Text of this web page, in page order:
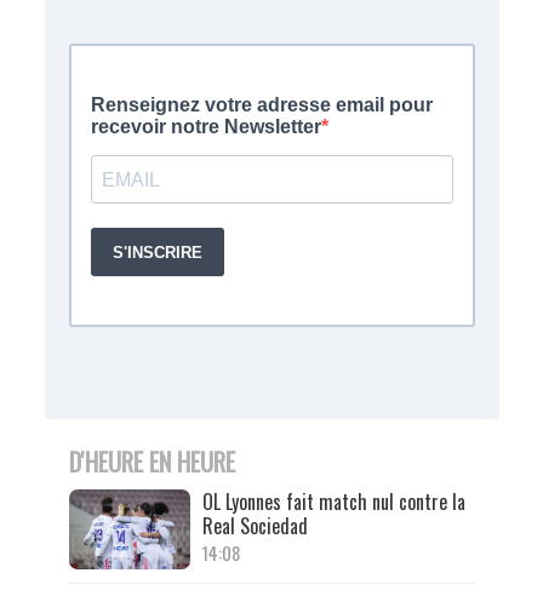
D'HEURE EN HEURE
OL Lyonnes fait match nul contre la
Real Sociedad
14:08